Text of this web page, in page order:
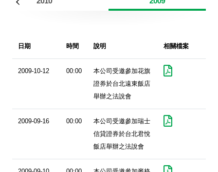
日期 時間 說明 相關檔案
2009-10-12 00:00
本公司受邀參加花旗
證券於台北遠東飯店
舉辦之法說會
2009-09-16 00:00
本公司受邀參加瑞士
信貸證券於台北君悅
飯店舉辦之法說會